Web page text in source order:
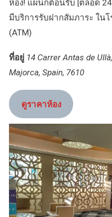
ห้อง! แผนกต้อนรับ [ตลอด
มีบริการรับฝากสัมภาระ ในโ
(ATM)
ที่อยู่ 14 Carrer Antas de
Majorca, Spain, 7610
ดูราคาห้อง